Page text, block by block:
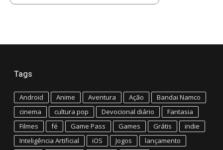
Tags
Android Anime Aventura Ação
Bandai Namco
cinema
cultura pop Devocional diário
Fantasia
Filmes
fé Game Pass Games Grátis
indie
Inteligência Artificial
iOS Jogos
lançamento